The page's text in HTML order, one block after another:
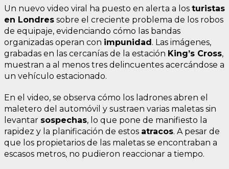
Un nuevo video viral ha puesto en alerta a los turistas
en Londres sobre el creciente problema de los robos
de equipaje, evidenciando cómo las bandas
organizadas operan con impunidad. Las imágenes,
grabadas en las cercanías de la estación King’s Cross,
muestran a al menos tres delincuentes acercándose a
un vehículo estacionado.
En el video, se observa cómo los ladrones abren el
maletero del automóvil y sustraen varias maletas sin
levantar sospechas, lo que pone de manifiesto la
rapidez y la planificación de estos atracos. A pesar de
que los propietarios de las maletas se encontraban a
escasos metros, no pudieron reaccionar a tiempo.